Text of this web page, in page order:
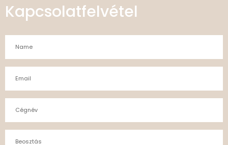
Kapcsolatfelvétel